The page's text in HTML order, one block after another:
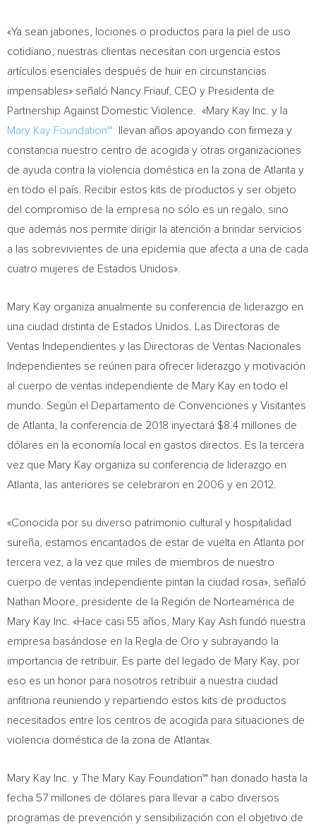
«Ya sean jabones, lociones o productos para la piel de uso
cotidiano, nuestras clientas necesitan con urgencia estos
artículos esenciales después de huir en circunstancias
impensables» señaló Nancy Friauf, CEO y Presidenta de
Partnership Against Domestic Violence. «Mary Kay Inc. y la
Mary Kay Foundation℠ llevan años apoyando con firmeza y
constancia nuestro centro de acogida y otras organizaciones
de ayuda contra la violencia doméstica en la zona de Atlanta y
en todo el país. Recibir estos kits de productos y ser objeto
del compromiso de la empresa no sólo es un regalo, sino
que además nos permite dirigir la atención a brindar servicios
a las sobrevivientes de una epidemia que afecta a una de cada
cuatro mujeres de Estados Unidos».
Mary Kay organiza anualmente su conferencia de liderazgo en
una ciudad distinta de Estados Unidos. Las Directoras de
Ventas Independientes y las Directoras de Ventas Nacionales
Independientes se reúnen para ofrecer liderazgo y motivación
al cuerpo de ventas independiente de Mary Kay en todo el
mundo. Según el Departamento de Convenciones y Visitantes
de Atlanta , la conferencia de 2018 inyectará $8.4 millones de
dólares en la economía local en gastos directos. Es la tercera
vez que Mary Kay organiza su conferencia de liderazgo en
Atlanta , las anteriores se celebraron en 2006 y en 2012.
«Conocida por su diverso patrimonio cultural y hospitalidad
sureña, estamos encantados de estar de vuelta en Atlanta por
tercera vez, a la vez que miles de miembros de nuestro
cuerpo de ventas independiente pintan la ciudad rosa», señaló
Nathan Moore , presidente de la Región de Norteamérica de
Mary Kay Inc. «Hace casi 55 años,
Mary Kay Ash fundó nuestra
empresa basándose en la Regla de Oro y subrayando la
importancia de retribuir. Es parte del legado de Mary Kay, por
eso es un honor para nosotros retribuir a nuestra ciudad
anfitriona reuniendo y repartiendo estos kits de productos
necesitados entre los centros de acogida para situaciones de
violencia doméstica de la zona de Atlanta«.
Mary Kay Inc. y The Mary Kay Foundation℠ han donado hasta la
fecha 57 millones de dólares para llevar a cabo diversos
programas de prevención y sensibilización con el objetivo de